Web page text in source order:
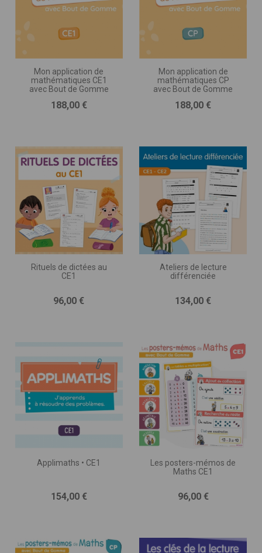
Mon application de
mathématiques CE1
avec Bout de Gomme
Prix
188,00 €
Mon application de
mathématiques CP
avec Bout de Gomme
Prix
188,00 €
Rituels de dictées au
CE1
Prix
96,00 €
Ateliers de lecture
différenciée
Prix
134,00 €
Applimaths • CE1
Prix
154,00 €
Les posters-mémos de
Maths CE1
Prix
96,00 €